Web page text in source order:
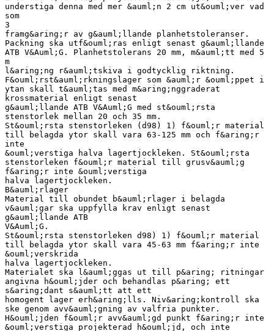
understiga denna med mer &auml;n 2 cm ut&ouml;ver vad
som
3
framg&aring;r av g&auml;llande planhetstoleranser.
Packning ska utf&ouml;ras enligt senast g&auml;llande
ATB V&Auml;G. Planhetstolerans 20 mm, m&auml;tt med 5
m
l&aring;ng r&auml;tskiva i godtycklig riktning.
F&ouml;rst&auml;rkningslager som &auml;r &ouml;ppet i
ytan skall t&auml;tas med m&aring;nggraderat
krossmaterial enligt senast
g&auml;llande ATB V&Auml;G med st&ouml;rsta
stenstorlek mellan 20 och 35 mm.
St&ouml;rsta stenstorleken (d98) 1) f&ouml;r material
till belagda ytor skall vara 63-125 mm och f&aring;r
inte
&ouml;verstiga halva lagertjockleken. St&ouml;rsta
stenstorleken f&ouml;r material till grusv&auml;g
f&aring;r inte &ouml;verstiga
halva lagertjockleken.
B&auml;rlager
Material till obundet b&auml;rlager i belagda
v&auml;gar ska uppfylla krav enligt senast
g&auml;llande ATB
V&Auml;G.
St&ouml;rsta stenstorleken d98) 1) f&ouml;r material
till belagda ytor skall vara 45-63 mm f&aring;r inte
&ouml;verskrida
halva lagertjockleken.
Materialet ska l&auml;ggas ut till p&aring; ritningar
angivna h&ouml;jder och behandlas p&aring; ett
s&aring;dant s&auml;tt att ett
homogent lager erh&aring;lls. Niv&aring;kontroll ska
ske genom avv&auml;gning av valfria punkter.
H&ouml;jden f&ouml;r avv&auml;gd punkt f&aring;r inte
&ouml;verstiga projekterad h&ouml;jd, och inte